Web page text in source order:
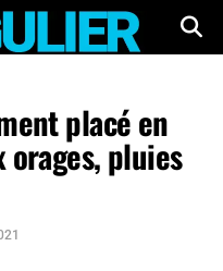
placé en
orages, pluies